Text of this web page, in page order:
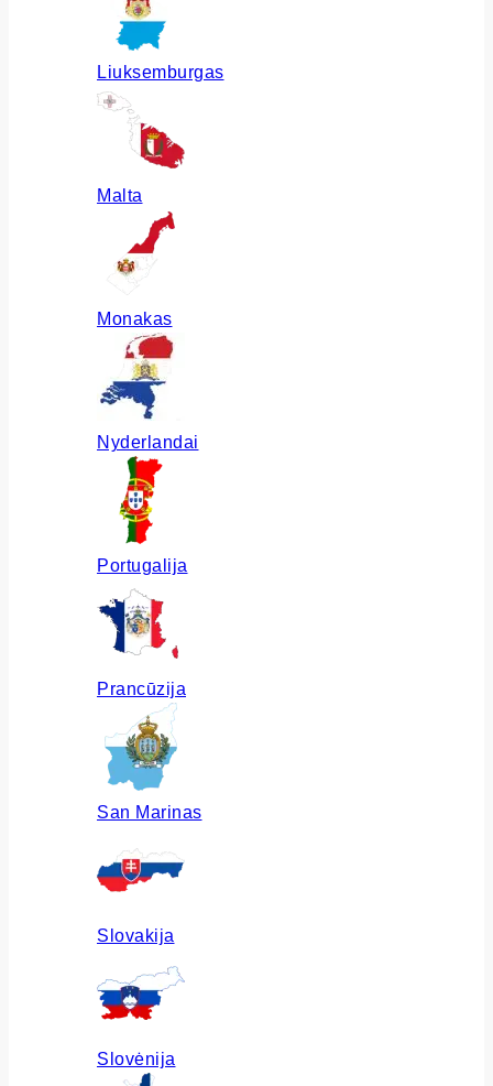
Liuksemburgas
Malta
Monakas
Nyderlandai
Portugalija
Prancūzija
San Marinas
Slovakija
Slovėnija